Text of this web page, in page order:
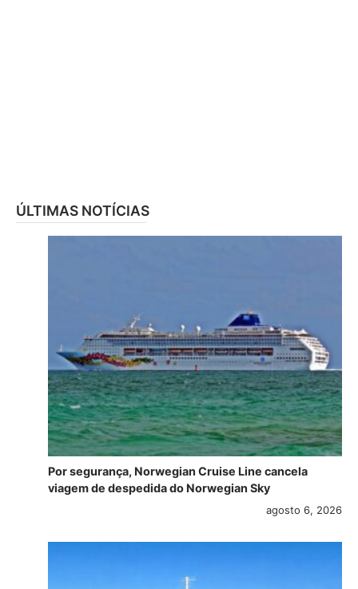
ÚLTIMAS NOTÍCIAS
Por segurança, Norwegian Cruise Line cancela
viagem de despedida do Norwegian Sky
agosto 6, 2026